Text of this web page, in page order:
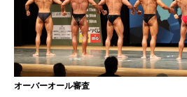
オーバーオール審査